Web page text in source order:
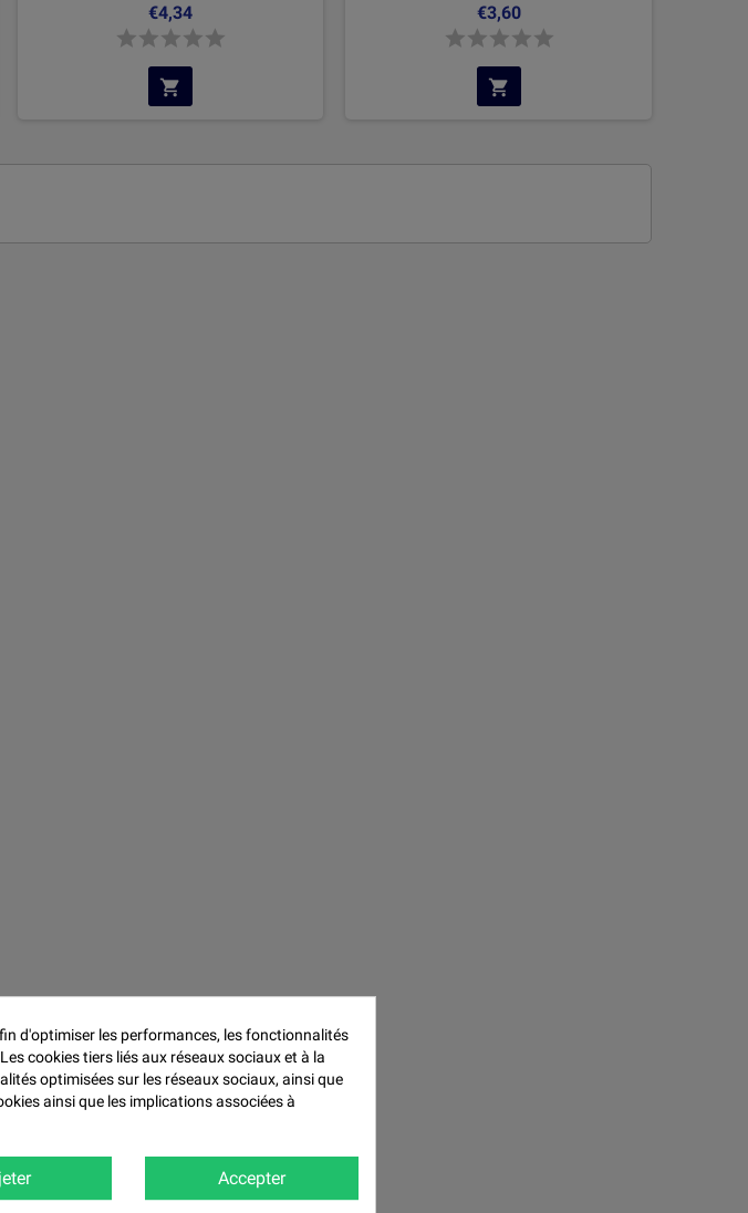
€4,34 €3,60
d'optimiser les performances, les fonctionnalités
cookies tiers liés aux réseaux sociaux et à la
optimisées sur les réseaux sociaux, ainsi que
ainsi que les implications associées à
Accepter